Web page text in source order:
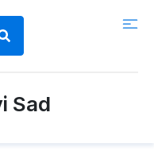
Sad